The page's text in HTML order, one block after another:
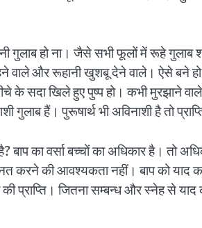
गुलाब हो ना। जैसे सभी फूलों में रूहे
वाले और रूहानी खुशबू देने वाले। ऐसे बने
के सदा खिले हुए पुष्प हो। कभी मुरझाने
हैं। पुरूषार्थ भी अविनाशी है तो
का वर्सा बच्चों का अधिकार है। तो
करने की आवश्यकता नहीं। बाप को याद
प्राप्ति। जितना सम्बन्ध और स्नेह से